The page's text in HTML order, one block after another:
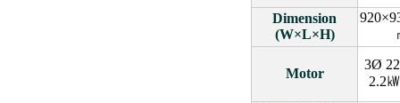
Dimension
(W×L×H)
Motor
3Ø
2.2